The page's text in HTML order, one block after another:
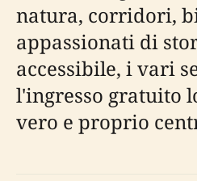
appassionati di
accessibile, i vari
l'ingresso gratuito
vero e proprio